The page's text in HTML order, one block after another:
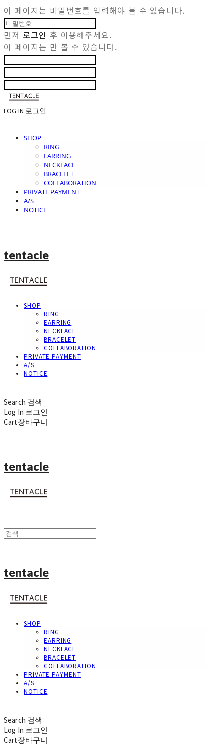
이 페이지는 비밀번호를 입력해야 볼 수 있습니다.
먼저 로그인 후 이용해주세요.
이 페이지는 만 볼 수 있습니다.
LOG IN 로그인
SHOP
RING
EARRING
NECKLACE
BRACELET
COLLABORATION
PRIVATE PAYMENT
A/S
NOTICE
tentacle
SHOP
RING
EARRING
NECKLACE
BRACELET
COLLABORATION
PRIVATE PAYMENT
A/S
NOTICE
Search 검색
Log In 로그인
Cart장바구니
tentacle
tentacle
SHOP
RING
EARRING
NECKLACE
BRACELET
COLLABORATION
PRIVATE PAYMENT
A/S
NOTICE
Search 검색
Log In 로그인
Cart장바구니